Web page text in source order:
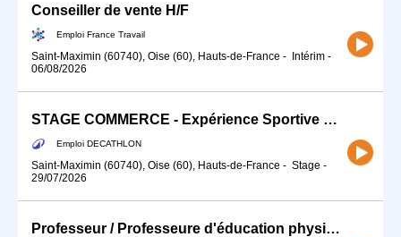
Conseiller de vente H/F
Emploi France Travail
Saint-Maximin (60740), Oise (60), Hauts-de-France - Intérim -
06/08/2026
STAGE COMMERCE - Expérience Sportive Client (H/F)
Emploi DECATHLON
Saint-Maximin (60740), Oise (60), Hauts-de-France - Stage -
29/07/2026
Professeur / Professeure d'éducation physique et sportive (EPS) (H/F)